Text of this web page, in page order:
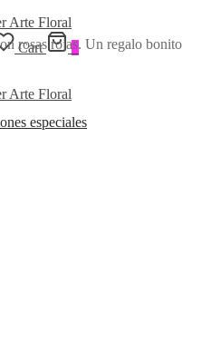
Cart 0
rosas rojas. Un regalo bonito
especiales